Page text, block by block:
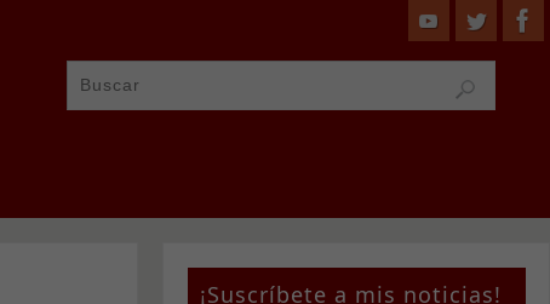
¡Suscríbete a mis noticias!